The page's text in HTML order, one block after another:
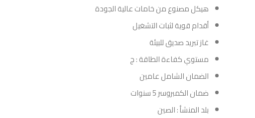
هيكل مصنوع من خامات عالية الجودة
أقدام قوية لثبات التشغيل
غاز تبريد صديق للبيئة
مستوي كفاءة الطاقة : ج
الضمان الشامل عامين
ضمان الكمبروسر 5 سنوات
بلد المنشأ : الصين